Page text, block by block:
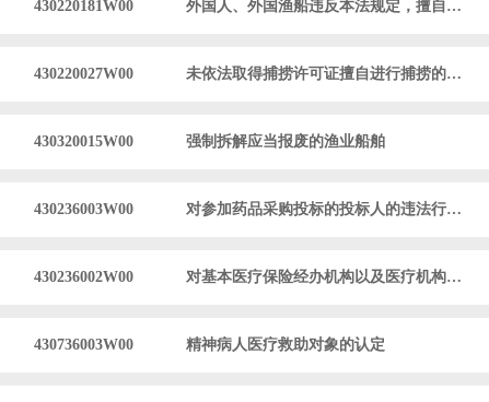
430220181W00 外国人、外国渔船违反本法规定，擅自进入中...
430220027W00 未依法取得捕捞许可证擅自进行捕捞的处罚
430320015W00 强制拆解应当报废的渔业船舶
430236003W00 对参加药品采购投标的投标人的违法行为给予...
430236002W00 对基本医疗保险经办机构以及医疗机构、药品...
430736003W00 精神病人医疗救助对象的认定